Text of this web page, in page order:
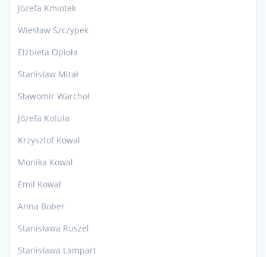
Józefa Kmiotek
Wiesław Szczypek
Elżbieta Opioła
Stanisław Mitał
Sławomir Warchoł
Józefa Kotula
Krzysztof Kowal
Monika Kowal
Emil Kowal
Anna Bober
Stanisława Ruszel
Stanisława Lampart